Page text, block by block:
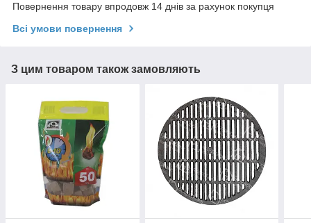
Повернення товару впродовж 14 днів за рахунок покупця
Всі умови повернення
З цим товаром також замовляють